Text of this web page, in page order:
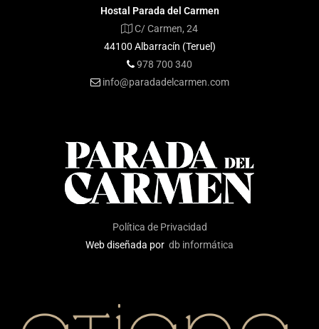
Hostal Parada del Carmen
C/ Carmen, 24
44100 Albarracín (Teruel)
978 700 340
info@paradadelcarmen.com
Política de Privacidad
Web diseñada por db informática